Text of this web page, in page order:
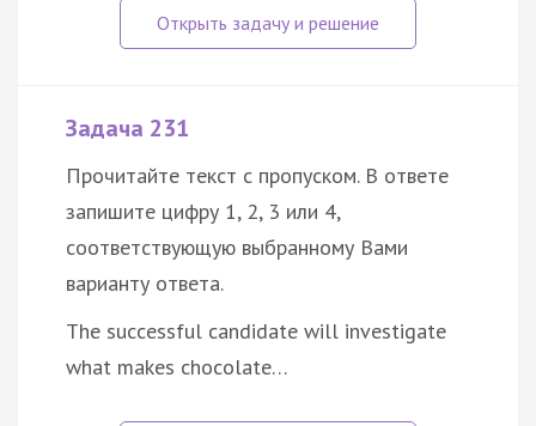
Задача 231
Прочитайте текст с пропуском. В ответе
запишите цифру 1, 2, 3 или 4,
соответствующую выбранному Вами
варианту ответа.
The successful candidate will investigate
what makes chocolate…